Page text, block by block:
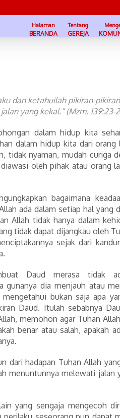
Halaman
BERANDA
Tentang
GEREJA
dan ketahuilah pikiran-
yang kekal.“ (Mzm. 139:23-
dalam hidup kita
dalam hidup kita dari orang
tidak nyaman, mudah curiga
oleh pihak atau orang
bagaimana
ada dalam setiap hal yang
Allah tidak hanya dalam
tidak dapat dijangkau oleh
sejak dari
Daud merasa tidak
gunanya dia menjauh atau
bukan saja apa
Daud. Itulah sebabnya
memohon agar Tuhan
benar atau salah, apakah
dari hadapan Tuhan Allah
menuntunnya melewati jalan
yang sengaja mengecoh